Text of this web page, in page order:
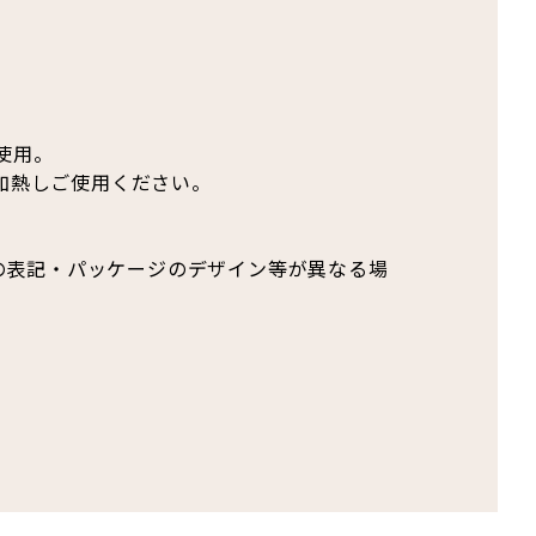
。
しご使用ください。
記・パッケージのデザイン等が異なる場